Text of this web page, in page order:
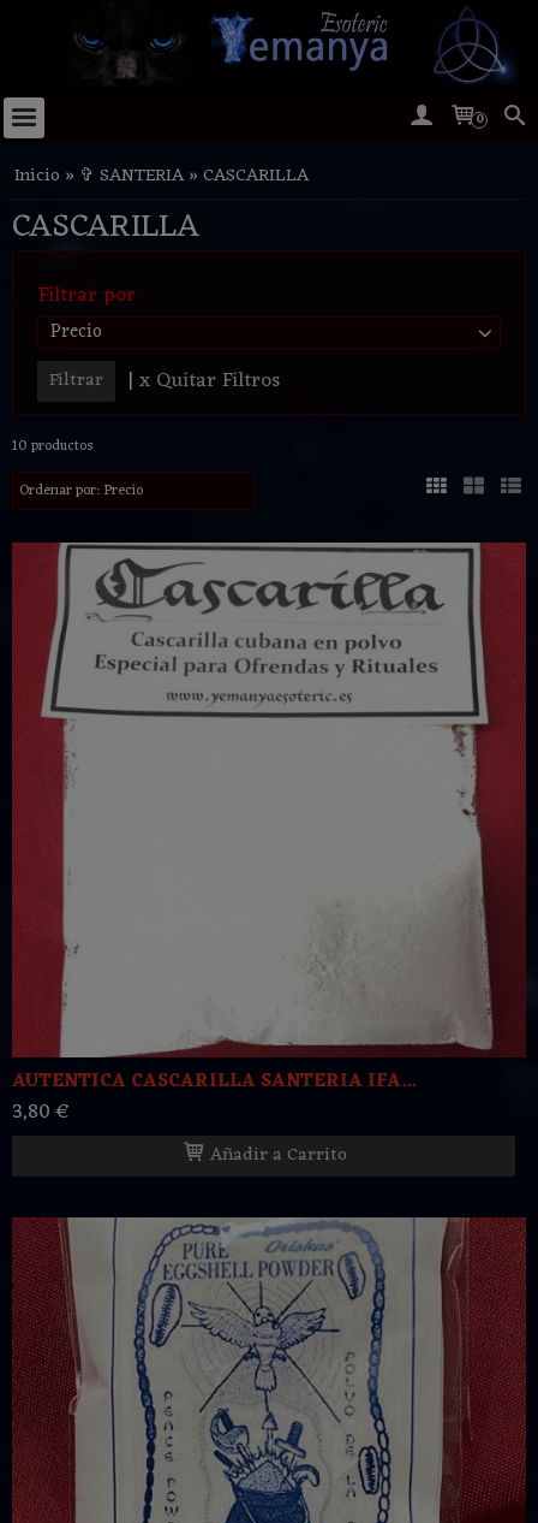
0
Inicio » ✞ SANTERIA»CASCARILLA
CASCARILLA
Filtrar por
Precio
| x Quitar Filtros
10 productos
Ordenar por:Precio
AUTENTICA CASCARILLA SANTERIA IFA...
3,80 €
Añadir a Carrito